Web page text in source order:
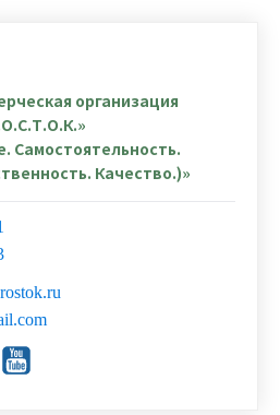
организация
Самостоятельность.
Качество.)»